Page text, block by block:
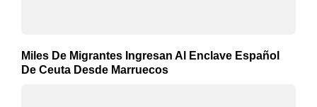
Miles De Migrantes Ingresan Al Enclave Español
De Ceuta Desde Marruecos